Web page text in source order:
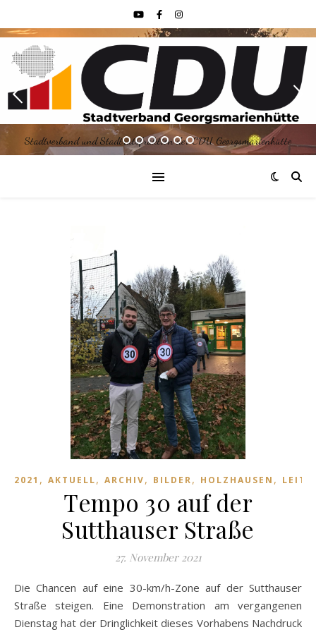
Stadtverband und Stadtratsfraktion der CDU Georgsmarienhütte
2021 , AKTUELL, ARCHIV, BILDER, HOLZHAUSEN ,
Tempo 30 auf der
Sutthauser Straße
27. November 2021
Die Chancen auf eine 30-km/h-Zone auf der Sutthauser
Straße steigen. Eine Demonstration am vergangenen
Dienstag hat der Dringlichkeit dieses Vorhabens Nachdruck